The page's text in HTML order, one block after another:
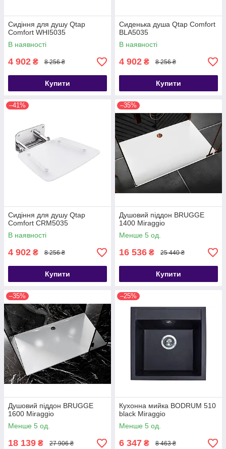
Сидіння для душу Qtap
Comfort WHI5035
В наявності
4 902 ₴ 8 256 ₴
Купити
Сиденька душа Qtap Comfort
BLA5035
В наявності
4 902 ₴ 8 256 ₴
Купити
–41%
Сидіння для душу Qtap
Comfort CRM5035
В наявності
4 902 ₴ 8 256 ₴
Купити
–35%
Душовий піддон BRUGGE
1400 Miraggio
Менше 5 од.
16 536 ₴ 25 440 ₴
Купити
–35%
Душовий піддон BRUGGE
1600 Miraggio
Менше 5 од.
18 139 ₴ 27 906 ₴
–25%
Кухонна мийка BODRUM 510
black Miraggio
Менше 5 од.
6 347 ₴ 8 463 ₴